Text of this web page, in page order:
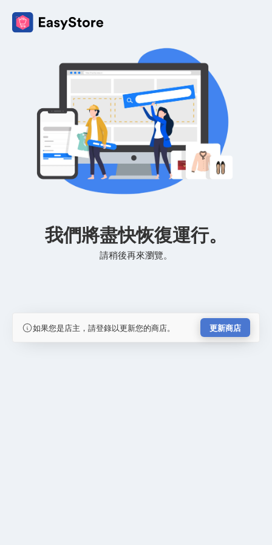
我們將盡快恢復運行。
請稍後再來瀏覽。
如果您是店主，請登錄以更新您的商店。 更新商店